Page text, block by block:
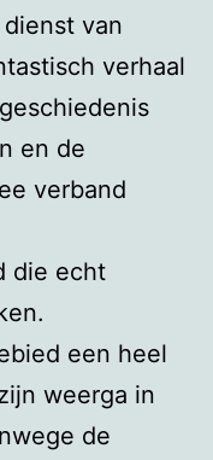
van
verhaal
en de
verband
die echt
een heel
weerga in
de